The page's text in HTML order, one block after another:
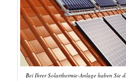
Bei Ihrer Solarthermie-Anlage haben Sie